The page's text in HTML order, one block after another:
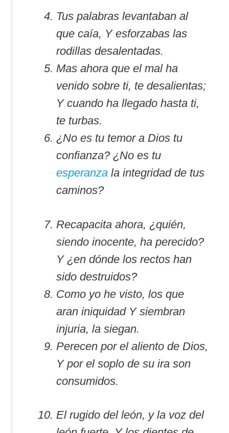
Tus palabras levantaban al
que caía, Y esforzabas las
rodillas desalentadas.
Mas ahora que el mal ha
venido sobre ti, te desalientas;
Y cuando ha llegado hasta ti,
te turbas.
¿No es tu temor a Dios tu
confianza? ¿No es tu
esperanzala integridad de tus
caminos?
Recapacita ahora, ¿quién,
siendo inocente, ha perecido?
Y ¿en dónde los rectos han
sido destruidos?
Como yo he visto, los que
aran iniquidad Y siembran
injuria, la siegan.
Perecen por el aliento de Dios,
Y por el soplo de su ira son
consumidos.
El rugido del león, y la voz del